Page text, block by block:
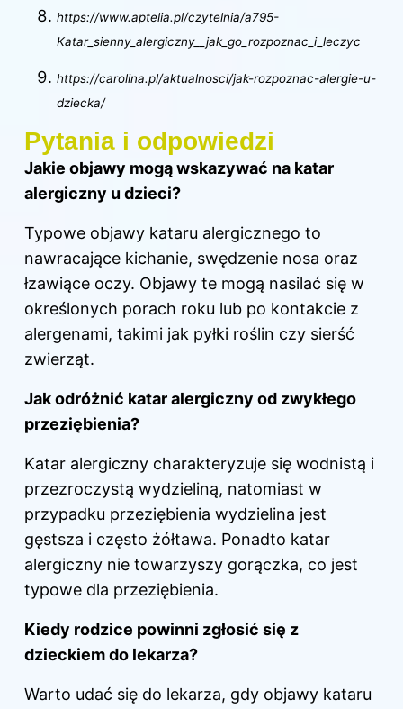
https://www.aptelia.pl/czytelnia/a795-
Katar_sienny_alergiczny__jak_go_rozpoznac_i_leczyc
https://carolina.pl/aktualnosci/jak-rozpoznac-alergie-u-
dziecka/
Pytania i odpowiedzi
Jakie objawy mogą wskazywać na katar
alergiczny u dzieci?
Typowe objawy kataru alergicznego to
nawracające kichanie, swędzenie nosa oraz
łzawiące oczy. Objawy te mogą nasilać się w
określonych porach roku lub po kontakcie z
alergenami, takimi jak pyłki roślin czy sierść
zwierząt.
Jak odróżnić katar alergiczny od zwykłego
przeziębienia?
Katar alergiczny charakteryzuje się wodnistą i
przezroczystą wydzieliną, natomiast w
przypadku przeziębienia wydzielina jest
gęstsza i często żółtawa. Ponadto katar
alergiczny nie towarzyszy gorączka, co jest
typowe dla przeziębienia.
Kiedy rodzice powinni zgłosić się z
dzieckiem do lekarza?
Warto udać się do lekarza, gdy objawy kataru